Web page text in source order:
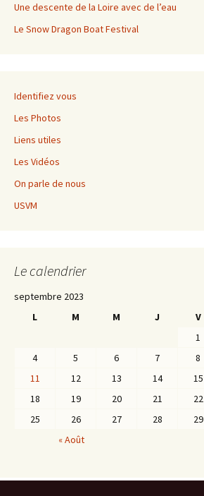
Une descente de la Loire avec de l’eau
Le Snow Dragon Boat Festival
Identifiez vous
Les Photos
Liens utiles
Les Vidéos
On parle de nous
USVM
Le calendrier
septembre 2023
L
M M J V
1
4
5 6 7 8
11
12 13 14 15
18
19 20 21 22
25
26 27 28 29
« Août